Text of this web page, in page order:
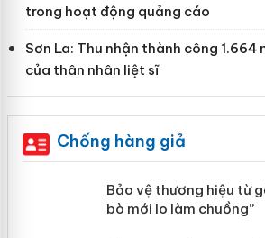
trong hoạt động quảng cáo
Sơn La: Thu nhận thành công 1.664
của thân nhân liệt sĩ
Chống hàng giả
Bảo vệ thương hiệu
“mất bò mới lo làm